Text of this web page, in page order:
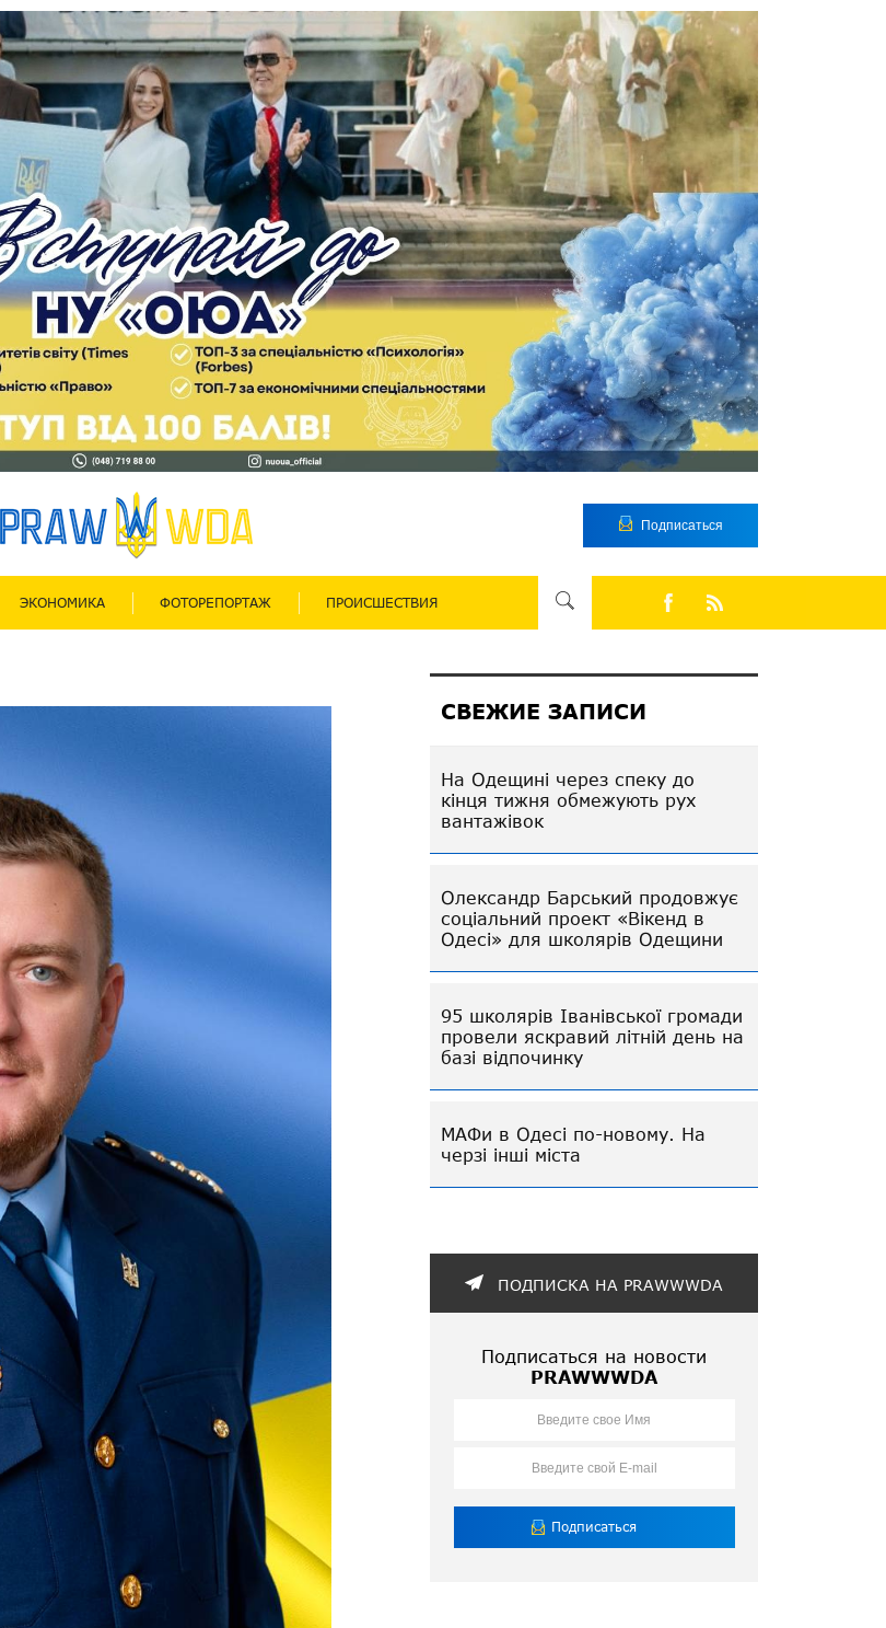
Подписаться
ЭКОНОМИКА ФОТОРЕПОРТАЖ ПРОИСШЕСТВИЯ
СВЕЖИЕ ЗАПИСИ
На Одещині через спеку до
кінця тижня обмежують рух
вантажівок
Олександр Барський продовжує
соціальний проект «Вікенд в
Одесі» для школярів Одещини
95 школярів Іванівської громади
провели яскравий літній день на
базі відпочинку
МАФи в Одесі по-новому. На
черзі інші міста
ПОДПИСКА НА PRAWWWDA
Подписаться на новости
PRAWWWDA